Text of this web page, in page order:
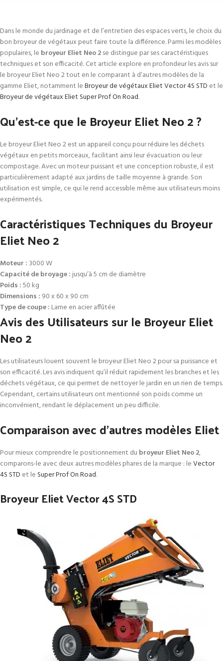
Dans le monde du jardinage et de l’entretien des espaces verts, le choix du
bon broyeur de végétaux peut faire toute la différence. Parmi les modèles
populaires, le broyeur Eliet Neo 2se distingue par ses caractéristiques
techniques et son efficacité. Cet article explore en profondeur les avis sur
le broyeur Eliet Neo 2 tout en le comparant à d’autres modèles de la
gamme Eliet, notamment leBroyeur de végétaux Eliet Vector 4S STD et le
Broyeur de végétaux Eliet Super Prof On Road.
Qu’est-ce que le Broyeur Eliet Neo 2 ?
Le broyeur Eliet Neo 2 est un appareil conçu pour réduire les déchets
végétaux en petits morceaux, facilitant ainsi leur évacuation ou leur
compostage. Avec un moteur puissant et une conception robuste, il est
particulièrement adapté aux jardins de taille moyenne à grande. Son
utilisation est simple, ce qui le rend accessible même aux utilisateurs moins
expérimentés.
Caractéristiques Techniques du Broyeur
Eliet Neo 2
Moteur : 3000 W
Capacité de broyage :jusqu’à 5 cm de diamètre
Poids :50 kg
Dimensions : 90 x 60 x 90 cm
Type de coupe : Lame en acier affûtée
Avis des Utilisateurs sur le Broyeur Eliet
Neo 2
Les utilisateurs louent souvent le broyeur Eliet Neo 2 pour sa puissance et
son efficacité. Les avis indiquent qu’il réduit rapidement les branches et les
déchets végétaux, ce qui permet de nettoyer le jardin en un rien de temps.
Cependant, certains utilisateurs ont mentionné son poids comme un
inconvénient, rendant le déplacement un peu difficile.
Comparaison avec d’autres modèles Eliet
Pour mieux comprendre le positionnement du broyeur Eliet Neo 2,
comparons-le avec deux autres modèles phares de la marque : leVector
4S STD et le Super Prof On Road.
Broyeur Eliet Vector 4S STD